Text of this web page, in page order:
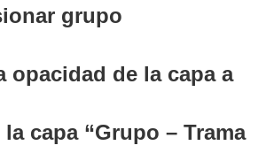
grupo
opacidad de la capa a
capa “Grupo – Trama